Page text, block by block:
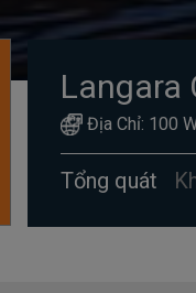
Langara
Địa Chỉ: 100
Tổng quát